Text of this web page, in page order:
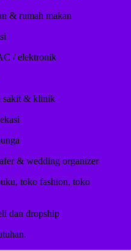
& rumah makan
/ elektronik
sakit & klinik
& wedding organizer
toko fashion, toko
dan dropship